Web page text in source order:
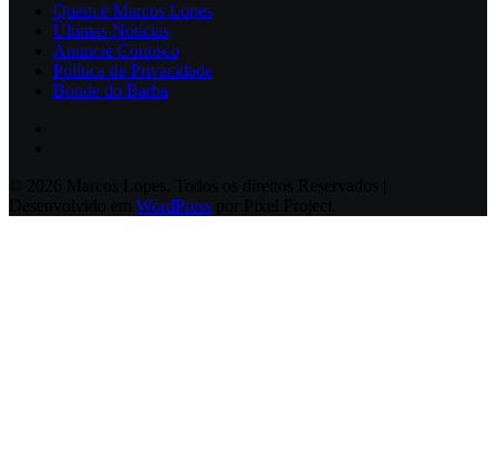
Quem é Marcos Lopes
Últimas Notícias
Anuncie Conosco
Política de Privacidade
Bonde do Barba
WordPress